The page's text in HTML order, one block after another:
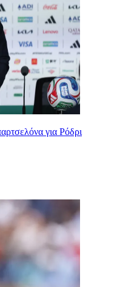
για Ρόδρι